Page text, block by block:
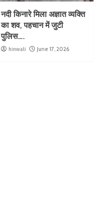
नदी किनारे मिला अज्ञात व्यक्ति
का शव, पहचान में जुटी
पुलिस….
hinwali June 17, 2026